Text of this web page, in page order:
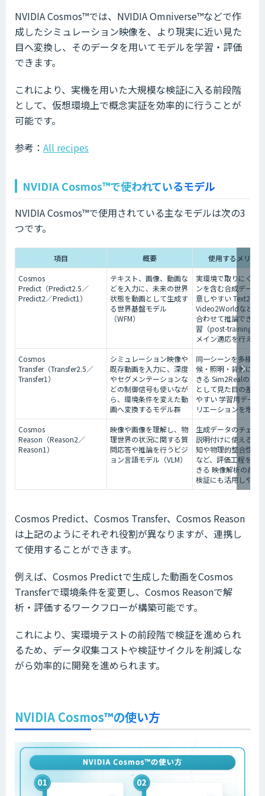
NVIDIA Cosmos™では、NVIDIA Omniverse™などで作
成したシミュレーション映像を、より現実に近い見た
目へ変換し、そのデータを用いてモデルを学習・評価
できます。
これにより、実機を用いた大規模な検証に入る前段階
として、仮想環境上で概念実証を効率的に行うことが
可能です。
参考： All recipes
NVIDIA Cosmos™で使われているモデル
NVIDIA Cosmos™で使用されている主なモデルは次の3
つです。
項目 概要
使用するメリット
Cosmos
Predict（Predict2.5／
Predict2／Predict1）
テキスト、画像、動画な
どを入力に、未来の世界
状態を動画として生成す
る世界基盤モデル
（WFM）
実環境で取りにくい
ンを含む合成データ
意しやすい
Video2Worldなど用
合わせて推論できる
習（post-training）
メイン適応を行える
Cosmos
Transfer（Transfer2.5／
Transfer1）
シミュレーション映像や
既存動画を入力に、深度
やセグメンテーションな
どの制御信号も使いなが
ら、環境条件を変えた動
画へ変換するモデル群
同一シーンを多様な
候・照明・背景に展
きる Sim2Realの前
として見た目の差を
やすい 学習用データ
リエーションを増や
Cosmos
Reason（Reason2／
Reason1）
映像や画像を理解し、物
理世界の状況に関する質
問応答や推論を行うビジ
ョン言語モデル（VLM）
生成データのチェッ
説明付けに使える 危
知や物理的整合性の
など、評価工程を支
きる 映像解析の前処
検証にも活用しやす
Cosmos Predict、Cosmos Transfer、Cosmos Reason
は上記のようにそれぞれ役割が異なりますが、連携し
て使用することができます。
例えば、Cosmos Predictで生成した動画をCosmos
Transferで環境条件を変更し、Cosmos Reasonで解
析・評価するワークフローが構築可能です。
これにより、実環境テストの前段階で検証を進められ
るため、データ収集コストや検証サイクルを削減しな
がら効率的に開発を進められます。
NVIDIA Cosmos™の使い方